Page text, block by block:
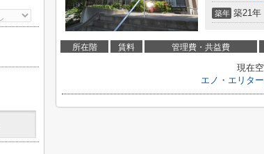
築年 築21年
所在階 賃料 管理費・共益費
現在
エノ・エリタ